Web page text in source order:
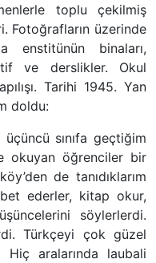
toplu çekilmiş
Fotoğrafların üzerinde
enstitünün binaları,
ve derslikler. Okul
Tarihi 1945. Yan
doldu:
üçüncü sınıfa geçtiğim
okuyan öğrenciler bir
de tanıdıklarım
ederler, kitap okur,
söylerlerdi.
Türkçeyi çok güzel
Hiç aralarında laubali